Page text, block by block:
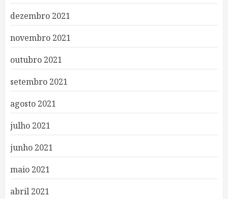
dezembro 2021
novembro 2021
outubro 2021
setembro 2021
agosto 2021
julho 2021
junho 2021
maio 2021
abril 2021